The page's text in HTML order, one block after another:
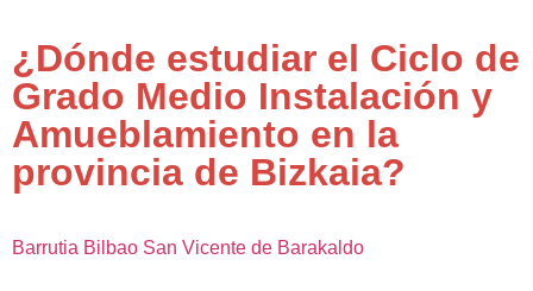
¿Dónde estudiar el Ciclo de
Grado Medio Instalación y
Amueblamiento en la
provincia de Bizkaia?
Barrutia Bilbao San Vicente de Barakaldo